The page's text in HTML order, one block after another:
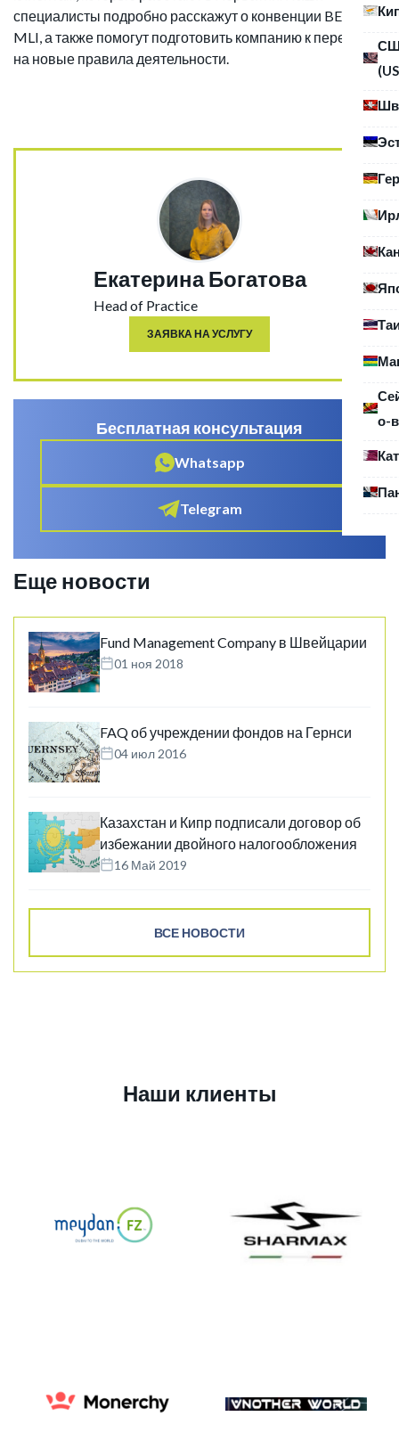
о-
специалисты подробно расскажут о конвенции BEPS
MLI, а также помогут подготовить компанию к переходу
на новые правила деятельности.
Екатерина Богатова
Head of Practice
ЗАЯВКА НА УСЛУГУ
Бесплатная консультация
Whatsapp
Telegram
Еще новости
Fund Management Company в Швейцарии
01 ноя 2018
FAQ об учреждении фондов на Гернси
04 июл 2016
Казахстан и Кипр подписали договор об
избежании двойного налогообложения
16 Май 2019
ВСЕ НОВОСТИ
Наши клиенты